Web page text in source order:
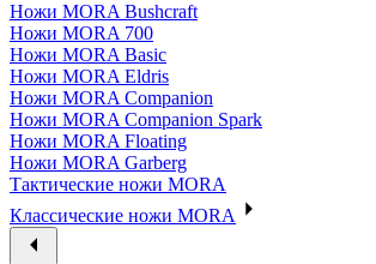
Ножи MORA Bushcraft
Ножи MORA 700
Ножи MORA Basic
Ножи MORA Eldris
Ножи MORA Companion
Ножи MORA Companion Spark
Ножи MORA Floating
Ножи MORA Garberg
Тактические ножи MORA
Классические ножи MORA